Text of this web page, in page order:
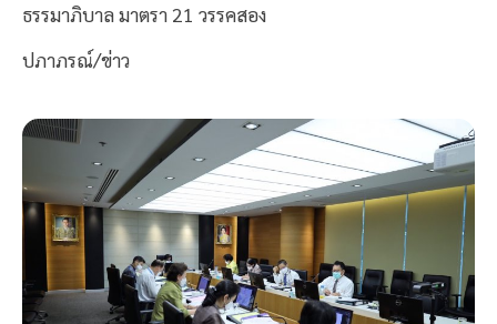
ธรรมาภิบาล มาตรา 21 วรรคสอง
ปภาภรณ์/ข่าว